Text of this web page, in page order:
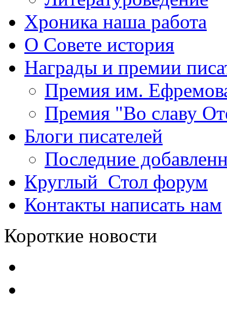
Хроника наша работа
О Совете история
Награды и премии
Премия им.
Премия "Во славу
Блоги писателей
Последние
Круглый_Стол форум
Контакты написать нам
Короткие новости